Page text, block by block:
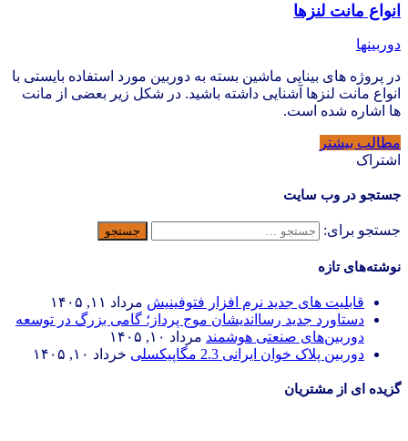
انواع مانت لنزها
دوربینها
در پروژه های بینایی ماشین بسته به دوربین مورد استفاده بایستی با
انواع مانت لنزها آشنایی داشته باشید. در شکل زیر بعضی از مانت
ها اشاره شده است.
مطالب بیشتر
اشتراک
جستجو در وب سایت
جستجو برای:
نوشته‌های تازه
قابلیت های جدید نرم افزار فتوفینیش مرداد ۱۱, ۱۴۰۵
دستاورد جدید رسااندیشان موج پرداز؛ گامی بزرگ در توسعه
دوربین‌های صنعتی هوشمند مرداد ۱۰, ۱۴۰۵
دوربین پلاک خوان ایرانی 2.3 مگاپیکسلی
خرداد ۱۰, ۱۴۰۵
گزیده ای از مشتریان